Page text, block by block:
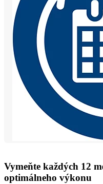
Vymeňte každých 12
optimálneho výkonu